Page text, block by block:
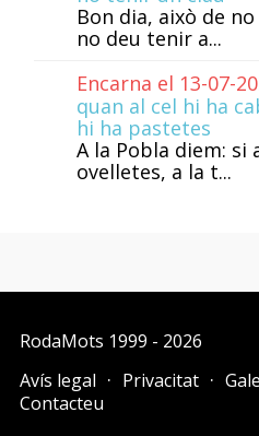
Bon dia, això de
no deu tenir a...
Encarna el 13-07-
quan al cel hi ha
hi ha pastetes
A la Pobla diem: si
ovelletes, a la t...
RodaMots 1999 - 2026
Avís legal
Privacitat
Contacteu